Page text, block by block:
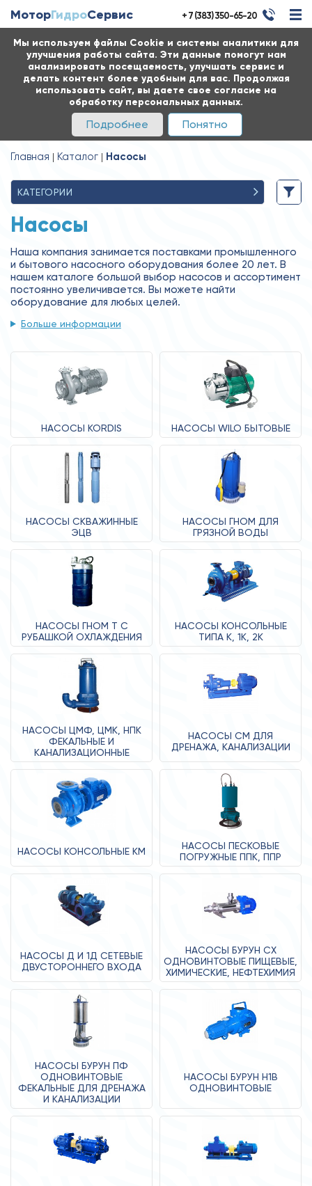
Мы используем файлы Cookie и системы аналитики для
улучшения работы сайта. Эти данные помогут нам
анализировать посещаемость, улучшать сервис и
делать контент более удобным для вас. Продолжая
использовать сайт, вы даете свое согласие на
обработку персональных данных.
Подробнее Понятно
МоторГидроСервис + 7 (383) 350-65-20
Главная Каталог Насосы
КАТЕГОРИИ
Насосы
Наша компания занимается поставками промышленного
и бытового насосного оборудования более 20 лет. В
нашем каталоге большой выбор насосов и ассортимент
постоянно увеличивается. Вы можете найти
оборудование для любых целей.
Больше информации
НАСОСЫ KORDIS НАСОСЫ WILO БЫТОВЫЕ
НАСОСЫ СКВАЖИННЫЕ
ЭЦВ
НАСОСЫ ГНОМ ДЛЯ
ГРЯЗНОЙ ВОДЫ
НАСОСЫ ГНОМ Т С
РУБАШКОЙ ОХЛАЖДЕНИЯ
НАСОСЫ КОНСОЛЬНЫЕ
ТИПА К, 1К, 2К
НАСОСЫ ЦМФ, ЦМК, НПК
ФЕКАЛЬНЫЕ И
КАНАЛИЗАЦИОННЫЕ
НАСОСЫ СМ ДЛЯ
ДРЕНАЖА, КАНАЛИЗАЦИИ
НАСОСЫ КОНСОЛЬНЫЕ КМ
НАСОСЫ ПЕСКОВЫЕ
ПОГРУЖНЫЕ ППК, ППР
НАСОСЫ Д И 1Д СЕТЕВЫЕ
ДВУСТОРОННЕГО ВХОДА
НАСОСЫ БУРУН СХ
ОДНОВИНТОВЫЕ ПИЩЕВЫЕ,
ХИМИЧЕСКИЕ, НЕФТЕХИМИЯ
НАСОСЫ БУРУН ПФ
ОДНОВИНТОВЫЕ
ФЕКАЛЬНЫЕ ДЛЯ ДРЕНАЖА
И КАНАЛИЗАЦИИ
НАСОСЫ БУРУН Н1В
ОДНОВИНТОВЫЕ